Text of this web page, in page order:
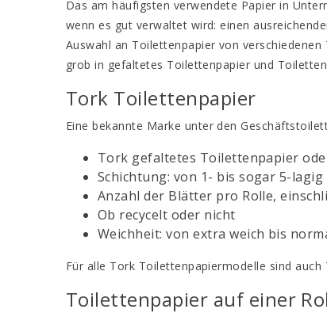
Das am häufigsten verwendete Papier in
wenn es gut verwaltet wird: einen
Auswahl an Toilettenpapier von
grob in gefaltetes Toilettenpapier und
Tork Toilettenpapier
Eine bekannte Marke unter den
Tork gefaltetes Toilettenpapier
Schichtung: von 1- bis sogar 5-lagig
Anzahl der Blätter pro Rolle,
Ob recycelt oder nicht
Weichheit: von extra weich bis
Für alle Tork Toilettenpapiermodelle sind auch
Toilettenpapier auf einer